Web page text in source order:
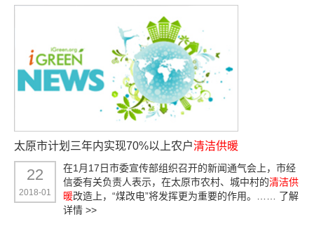
太原市计划三年内实现70%以上农户清洁供暖
22
2018-01
在1月17日市委宣传部组织召开的新闻通气会上，市经
信委有关负责人表示，在太原市农村、城中村的清洁供
暖改造上，“煤改电”将发挥更为重要的作用。…… 了解
详情 >>